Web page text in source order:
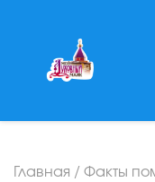
Главная / Факты